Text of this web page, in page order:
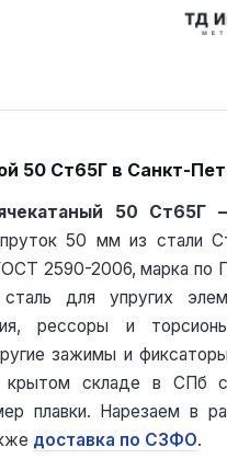
50 Ст65Г в Санкт-
50
50 мм из стали
2590-2006, марка по
сталь для упругих
рессоры и
зажимы и
складе в СПб с
плавки. Нарезаем в
доставка по СЗФО.